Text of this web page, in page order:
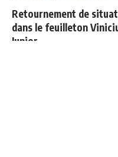
Retournement de
dans le feuilleton
Junior